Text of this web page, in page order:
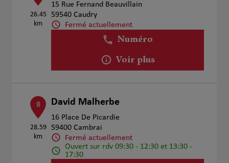
26.45
km
15 Rue Fernand Beauvillain
59540 Caudry
Fermé actuellement
Numéro
Voir plus
8
28.59
km
David Malherbe
16 Place De Picardie
59400 Cambrai
Fermé actuellement
Ouvert sur rdv 09:30 - 12:30 et 13:30 -
17:30